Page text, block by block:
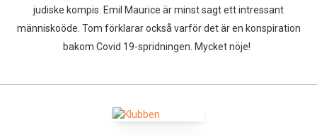
judiske kompis. Emil Maurice är minst sagt ett intressant
människoöde. Tom förklarar också varför det är en konspiration
bakom Covid 19-spridningen. Mycket nöje!